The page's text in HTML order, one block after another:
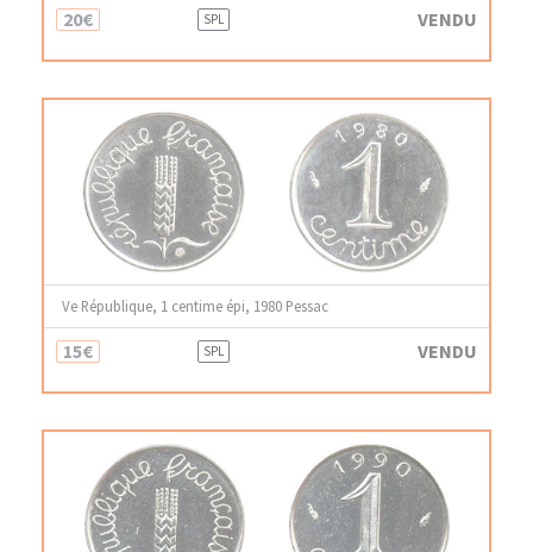
20€ SPL VENDU
Ve République, 1 centime épi, 1980 Pessac
15€ SPL VENDU